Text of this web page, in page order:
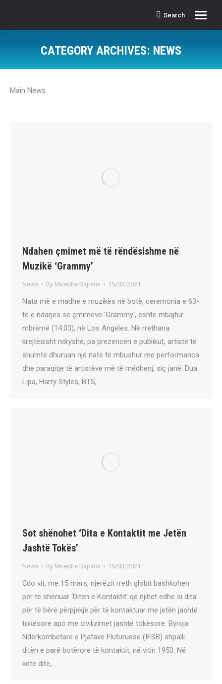
Search:
Search
CATEGORY ARCHIVES: NEWS
Main News
Ndahen çmimet më të rëndësishme në
Muzikë ‘Grammy’
News By Miredite Bajrami 15/03/2021
Nata më e madhe e muzikës në botë, ceremonia e 63-
të e ndarjes së çmimeve ‘Grammy‘, është mbajtur
mbrëmë (14.03), në Los Angeles. Në rrethana
krejtësisht ndryshe, pa prezencën e publikut, artistë të
shumtë dhuruan një natë të mbushur me performanca
dhe paraqitje të artistëve më të mëdhenj, siç janë: Dua
Lipa, Harry Styles, BTS,…
Sot shënohet ‘Dita e Kontaktit me Jetën
Jashtë Tokës’
News By Miredite Bajrami 15/03/2021
Çdo vit, me 15 mars, njerëzit rreth globit bashkohen
për të shënuar ‘Ditën e Kontaktit’ që njihet edhe si dita
për të bërë përpjekje për të kontaktuar me jetën jashtë
tokësore apo me civilizimet jashtë tokësore. Byroja
Ndërkombëtare e Pjatave Fluturuese (IFSB) shpalli
ditën e parë botërore të kontaktit, në vitin 1953. Në
këtë ditë,…